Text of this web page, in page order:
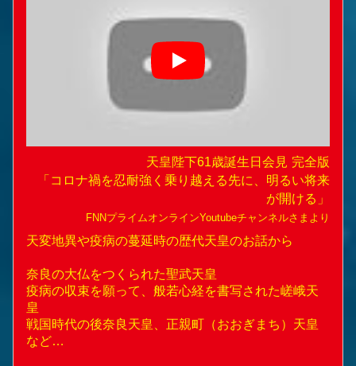
天皇陛下61歳誕生日会見 完全版
「コロナ禍を忍耐強く乗り越える先に、明るい将来
が開ける」
FNNプライムオンラインYoutubeチャンネルさまより
天変地異や疫病の蔓延時の歴代天皇のお話から
奈良の大仏をつくられた聖武天皇
疫病の収束を願って、般若心経を書写された嵯峨天
皇
戦国時代の後奈良天皇、正親町（おおぎまち）天皇
など…